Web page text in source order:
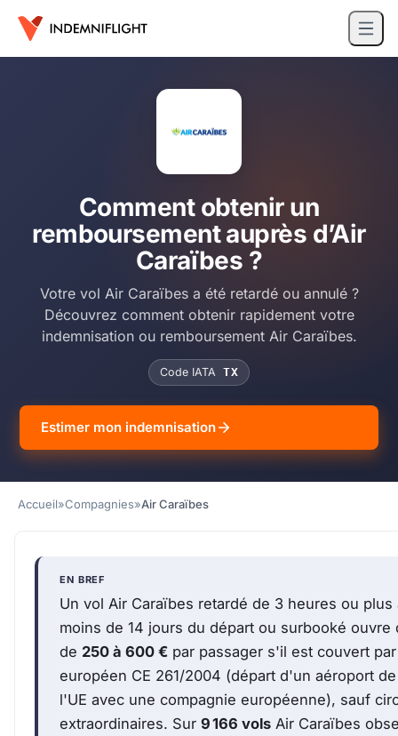
Comment obtenir un
remboursement auprès d’Air
Caraïbes ?
Votre vol Air Caraïbes a été retardé ou annulé ?
Découvrez comment obtenir rapidement votre
indemnisation ou remboursement Air Caraïbes.
Code IATA TX
Estimer mon indemnisation
Accueil»Compagnies»Air Caraïbes
EN BREF
Un vol Air Caraïbes retardé de 3 heures ou
moins de 14 jours du départ ou surbooké ouvre
de 250 à 600 € par passager s'il est couvert
européen CE 261/2004 (départ d'un aéroport
l'UE avec une compagnie européenne), sauf
extraordinaires. Sur 9 166 vols Air Caraïbes